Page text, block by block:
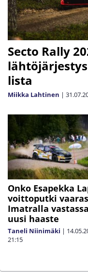
Secto Rally
lista
Miikka Lahtinen |
Onko Esapekka
voittoputki
Imatralla vastassa
uusi haaste
Taneli Niinimäki |
21:15